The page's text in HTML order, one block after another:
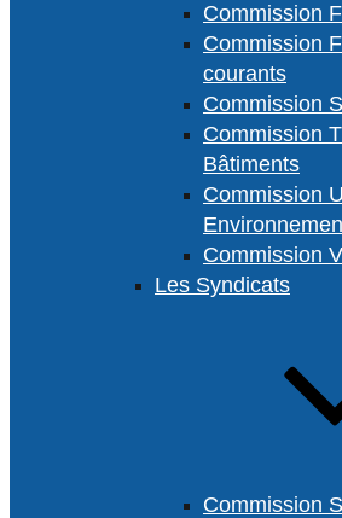
Commission
Commission
courants
Commission
Commission
Bâtiments
Commission
Commission
Les Syndicats
Commission